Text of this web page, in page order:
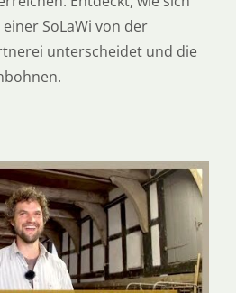
SoLaWi von der
unterscheidet und die